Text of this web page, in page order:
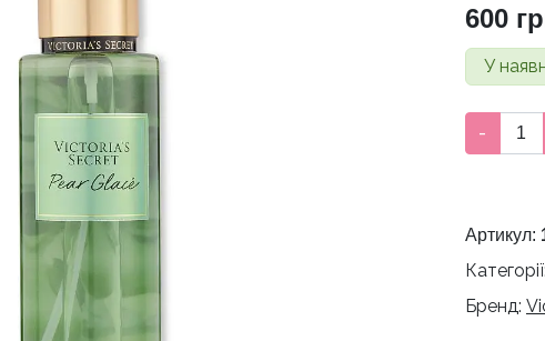
600
У
спрей
GLACÉ
-
Артикул:
Категорії:
Бренд: